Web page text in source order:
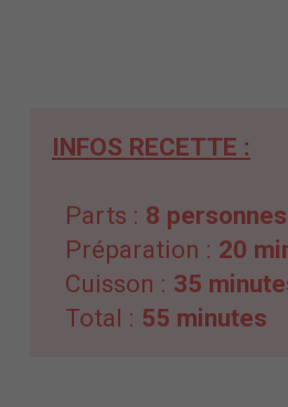
INFOS RECETTE :
Parts : 8 personnes
Préparation : 20
Cuisson : 35
Total : 55 minutes